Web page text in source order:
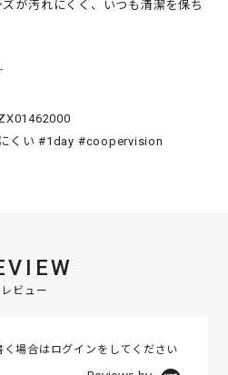
が汚れにくく、いつも清潔を保ち
くい #1day #coopervision
レビュー
く場合はログイン をしてください